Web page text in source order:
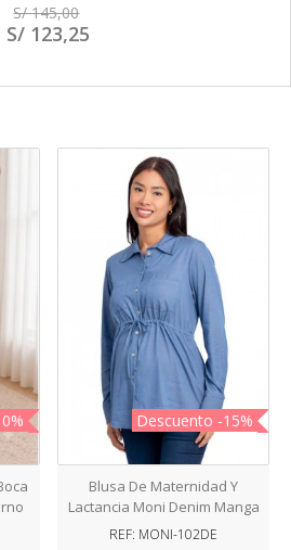
S/ 145,00
S/ 123,25
Descuento -15%
Blusa De Maternidad Y
Lactancia Moni Denim Manga
Larga
REF: MONI-102DE